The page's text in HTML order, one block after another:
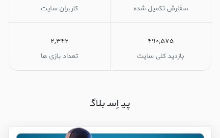
سفارش تکمیل شده
کاربران سایت
۴۹۰,۵۷۵
بازدید کلی سایت
۲,۳۴۲
تعداد بازی ها
پیـ اِسـ بلاگـ